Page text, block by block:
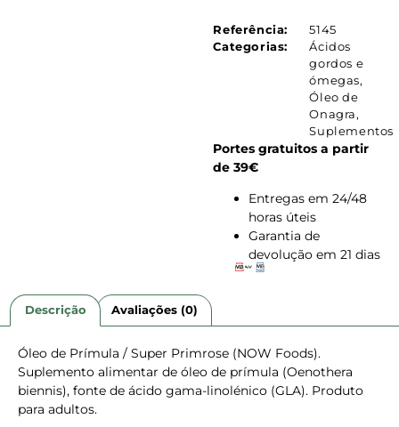
Referência:
5145
Categorias:
Ácidos
gordos e
ómegas,
Óleo de
Onagra,
Suplementos
Portes gratuitos a partir
de 39€
Entregas em 24/48
horas úteis
Garantia de
devolução em 21 dias
Descrição Avaliações (0)
Óleo de Prímula / Super Primrose (NOW Foods).
Suplemento alimentar de óleo de prímula (Oenothera
biennis), fonte de ácido gama-linolénico (GLA). Produto
para adultos.